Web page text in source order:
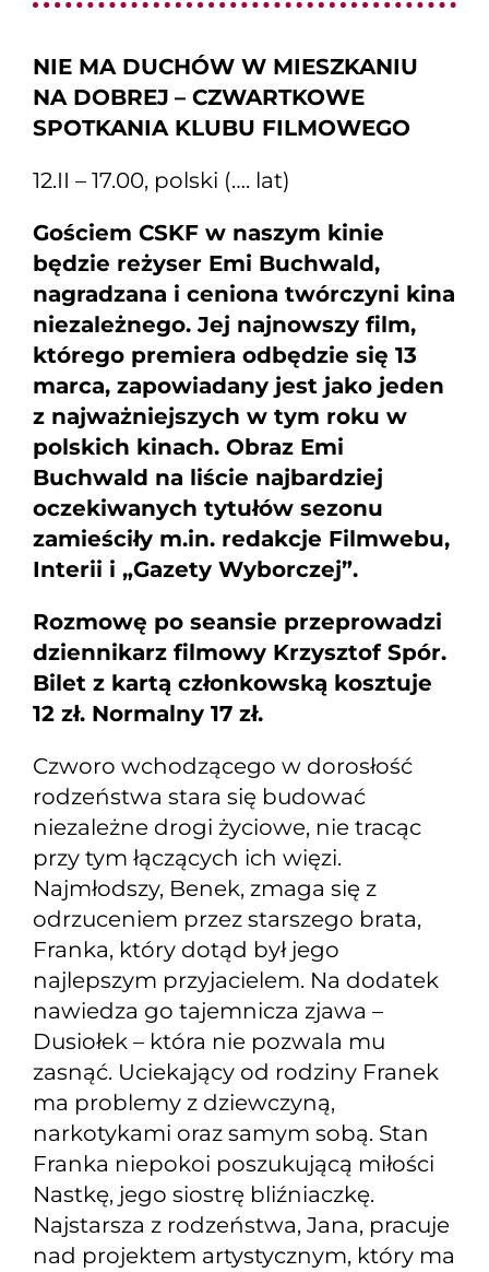
NIE MA DUCHÓW W MIESZKANIU
NA DOBREJ – CZWARTKOWE
SPOTKANIA KLUBU FILMOWEGO
12.II – 17.00, polski (…. lat)
Gościem CSKF w naszym kinie
będzie reżyser Emi Buchwald,
nagradzana i ceniona twórczyni kina
niezależnego. Jej najnowszy film,
którego premiera odbędzie się 13
marca, zapowiadany jest jako jeden
z najważniejszych w tym roku w
polskich kinach. Obraz Emi
Buchwald na liście najbardziej
oczekiwanych tytułów sezonu
zamieściły m.in. redakcje Filmwebu,
Interii i „Gazety Wyborczej”.
Rozmowę po seansie przeprowadzi
dziennikarz filmowy Krzysztof Spór.
Bilet z kartą członkowską kosztuje
12 zł. Normalny 17 zł.
Czworo wchodzącego w dorosłość
rodzeństwa stara się budować
niezależne drogi życiowe, nie tracąc
przy tym łączących ich więzi.
Najmłodszy, Benek, zmaga się z
odrzuceniem przez starszego brata,
Franka, który dotąd był jego
najlepszym przyjacielem. Na dodatek
nawiedza go tajemnicza zjawa –
Dusiołek – która nie pozwala mu
zasnąć. Uciekający od rodziny Franek
ma problemy z dziewczyną,
narkotykami oraz samym sobą. Stan
Franka niepokoi poszukującą miłości
Nastkę, jego siostrę bliźniaczkę.
Najstarsza z rodzeństwa, Jana, pracuje
nad projektem artystycznym, który ma